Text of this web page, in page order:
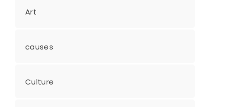
Art
causes
Culture